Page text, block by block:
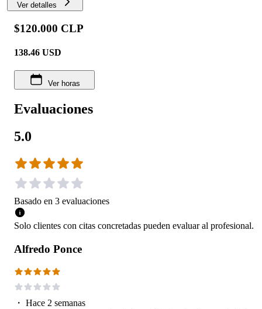
Ver detalles
$120.000 CLP
138.46 USD
Ver horas
Evaluaciones
5.0
Basado en 3 evaluaciones
Solo clientes con citas concretadas pueden evaluar al profesional.
Alfredo Ponce
・ Hace 2 semanas